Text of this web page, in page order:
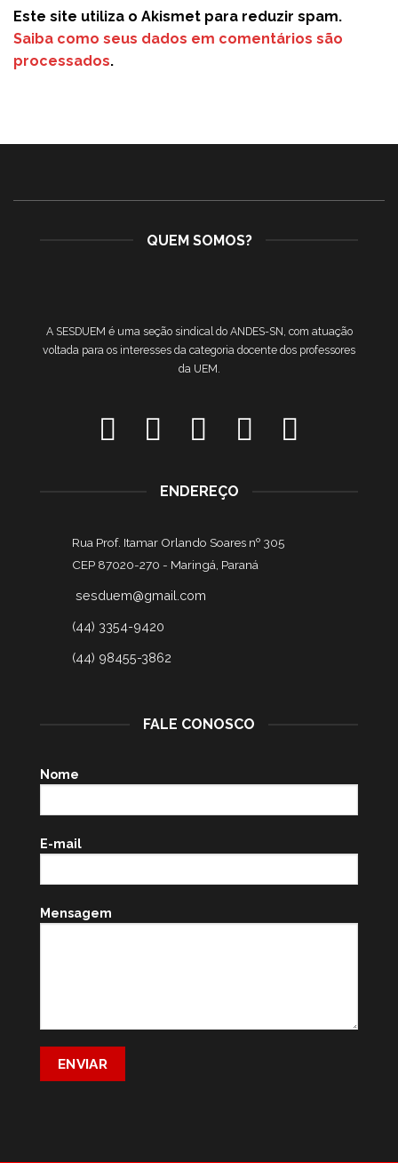
Este site utiliza o Akismet para reduzir spam.
Saiba como seus dados em comentários são
processados.
QUEM SOMOS?
A SESDUEM é uma seção sindical do ANDES-SN, com atuação
voltada para os interesses da categoria docente dos professores
da UEM.
ENDEREÇO
Rua Prof. Itamar Orlando Soares nº 305
CEP 87020-270 - Maringá, Paraná
sesduem@gmail.com
(44) 3354-9420
(44) 98455-3862
FALE CONOSCO
Nome
E-mail
Mensagem